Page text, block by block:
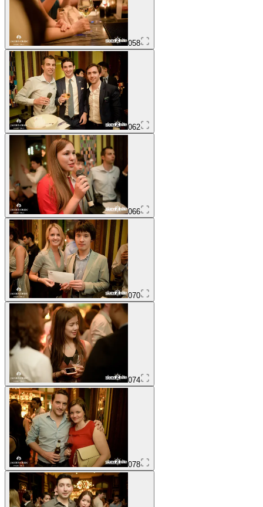
058
062
066
070
074
078